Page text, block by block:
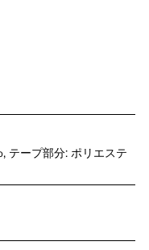
ープ部分: ポリエステ